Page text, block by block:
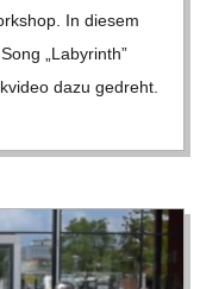
In die­sem
„Laby­rinth”
dazu gedreht.